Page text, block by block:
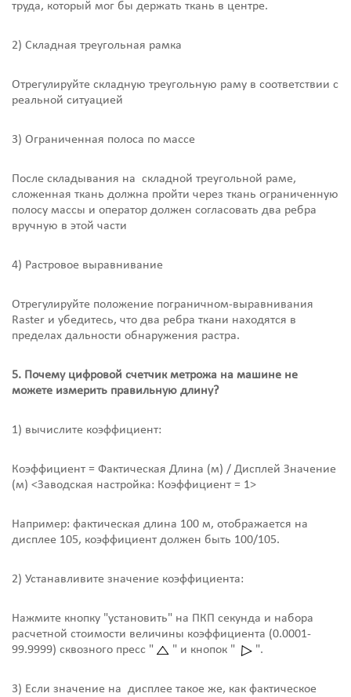
труда, который мог бы держать ткань в центре.
2) Складная треугольная рамка
Отрегулируйте складную треугольную раму в соответствии с
реальной ситуацией
3) Ограниченная полоса по массе
После складывания на складной треугольной раме,
сложенная ткань должна пройти через ткань ограниченную
полосу массы и оператор должен согласовать два ребра
вручную в этой части
4) Растровое выравнивание
Отрегулируйте положение пограничном-выравнивания
Raster и убедитесь, что два ребра ткани находятся в
пределах дальности обнаружения растра.
5. Почему цифровой счетчик метрожа на машине не
можете измерить правильную длину?
1) вычислите коэффициент:
Коэффициент = Фактическая Длина (м) / Дисплей Значение
(м) <Заводская настройка: Коэффициент = 1>
Например: фактическая длина 100 м, отображается на
дисплее 105, коэффициент должен быть 100/105.
2) Устанавливите значение коэффициента:
Нажмите кнопку "установить" на ПКП секунда и набора
расчетной стоимости величины коэффициента (0.0001-
99.9999) сквозного пресс "
" и кнопок " ".
3) Если значение на дисплее такое же, как фактическое